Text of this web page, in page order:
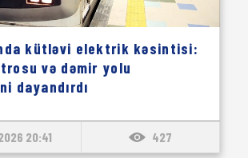
kütləvi elektrik kəsintisi:
və dəmir yolu
dayandırdı
20:41 427